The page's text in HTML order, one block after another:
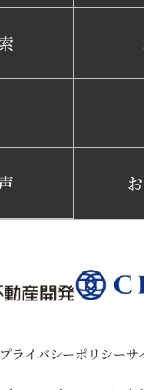
プライバシーポリシーサ